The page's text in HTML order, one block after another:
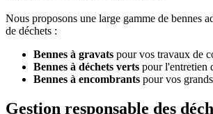
Nous proposons une large gamme de bennes
de déchets :
Bennes à gravats pour vos travaux de
Bennes à déchets verts pour l'entretien
Bennes à encombrants pour vos
Gestion responsable des